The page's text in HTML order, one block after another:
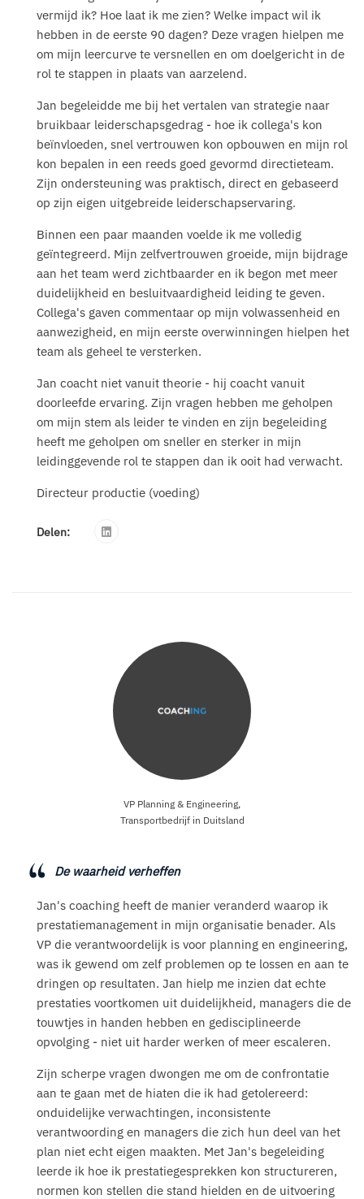
vermijd ik? Hoe laat ik me zien? Welke impact wil ik
hebben in de eerste 90 dagen? Deze vragen hielpen me
om mijn leercurve te versnellen en om doelgericht in de
rol te stappen in plaats van aarzelend.
Jan begeleidde me bij het vertalen van strategie naar
bruikbaar leiderschapsgedrag - hoe ik collega's kon
beïnvloeden, snel vertrouwen kon opbouwen en mijn rol
kon bepalen in een reeds goed gevormd directieteam.
Zijn ondersteuning was praktisch, direct en gebaseerd
op zijn eigen uitgebreide leiderschapservaring.
Binnen een paar maanden voelde ik me volledig
geïntegreerd. Mijn zelfvertrouwen groeide, mijn bijdrage
aan het team werd zichtbaarder en ik begon met meer
duidelijkheid en besluitvaardigheid leiding te geven.
Collega's gaven commentaar op mijn volwassenheid en
aanwezigheid, en mijn eerste overwinningen hielpen het
team als geheel te versterken.
Jan coacht niet vanuit theorie - hij coacht vanuit
doorleefde ervaring. Zijn vragen hebben me geholpen
om mijn stem als leider te vinden en zijn begeleiding
heeft me geholpen om sneller en sterker in mijn
leidinggevende rol te stappen dan ik ooit had verwacht.
Directeur productie (voeding)
Delen:
VP Planning & Engineering,
Transportbedrijf in Duitsland
De waarheid verheffen
Jan's coaching heeft de manier veranderd waarop ik
prestatiemanagement in mijn organisatie benader. Als
VP die verantwoordelijk is voor planning en engineering,
was ik gewend om zelf problemen op te lossen en aan te
dringen op resultaten. Jan hielp me inzien dat echte
prestaties voortkomen uit duidelijkheid, managers die de
touwtjes in handen hebben en gedisciplineerde
opvolging - niet uit harder werken of meer escaleren.
Zijn scherpe vragen dwongen me om de confrontatie
aan te gaan met de hiaten die ik had getolereerd:
onduidelijke verwachtingen, inconsistente
verantwoording en managers die zich hun deel van het
plan niet echt eigen maakten. Met Jan's begeleiding
leerde ik hoe ik prestatiegesprekken kon structureren,
normen kon stellen die stand hielden en de uitvoering